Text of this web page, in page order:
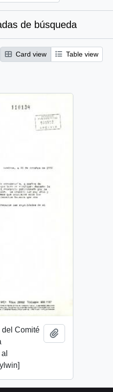
de búsqueda
Card view Table view
del Comité